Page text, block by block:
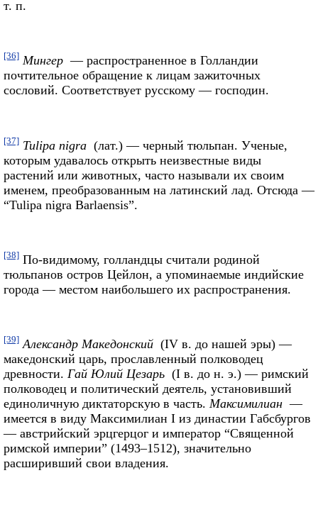
т. п.
[36] Мингер — распространенное в Голландии
почтительное обращение к лицам зажиточных
сословий. Соответствует русскому — господин.
[37] Tulipa nigra (лат.) — черный тюльпан. Ученые,
которым удавалось открыть неизвестные виды
растений или животных, часто называли их своим
именем, преобразованным на латинский лад. Отсюда —
“Tulipa nigra Barlaensis”.
[38] По-видимому, голландцы считали родиной
тюльпанов остров Цейлон, а упоминаемые индийские
города — местом наибольшего их распространения.
[39] Александр Македонский (IV в. до нашей эры) —
македонский царь, прославленный полководец
древности. Гай Юлий Цезарь (I в. до н. э.) — римский
полководец и политический деятель, установивший
единоличную диктаторскую в часть. Максимилиан —
имеется в виду Максимилиан I из династии Габсбургов
— австрийский эрцгерцог и император “Священной
римской империи” (1493–1512), значительно
расширивший свои владения.